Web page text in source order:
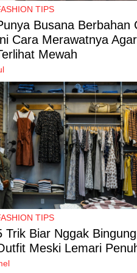
TIPS
Busana Berbahan
Cara Merawatnya
Mewah
TIPS
Trik Biar Nggak
Meski Lemari